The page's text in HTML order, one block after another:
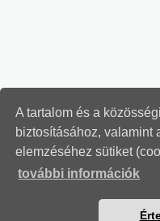
A tartalom és a
biztosításához, valamint
elemzéséhez sütiket
további információk